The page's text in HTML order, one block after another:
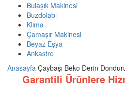
Bulaşık Makinesi
Buzdolabı
Klima
Çamaşır Makinesi
Beyaz Eşya
Ankastre
Anasayfa Çaybaşı Beko Derin
Garantili Ürünlere